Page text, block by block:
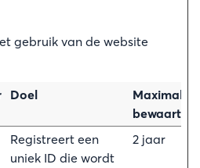
gebruik van de website
Doel
Maximale
Registreert een
uniek ID die wordt
2 jaar